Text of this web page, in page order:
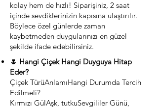
kolay hem de hızlı! Siparişiniz, 2 saat
içinde sevdiklerinizin kapısına ulaştırılır.
Böylece özel günlerde zaman
kaybetmeden duygularınızı en güzel
şekilde ifade edebilirsiniz.
🌷 Hangi Çiçek Hangi Duyguya Hitap
Eder?
Çiçek TürüAnlamıHangi Durumda Tercih
Edilmeli?
Kırmızı GülAşk, tutkuSevgililer Günü,